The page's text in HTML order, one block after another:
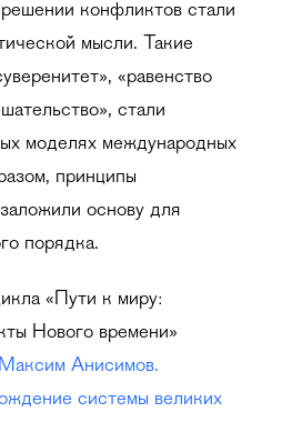
конфликтов стали
мысли. Такие
«равенство
стали
моделях международных
принципы
основу для
порядка.
«Пути к миру:
Нового времени»
Максим Анисимов.
системы великих